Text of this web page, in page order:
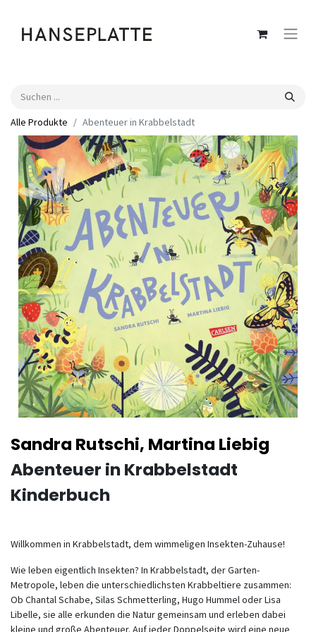
Alle Produkte Abenteuer in Krabbelstadt
Sandra Rutschi, Martina Liebig
Abenteuer in Krabbelstadt
Kinderbuch
Willkommen in Krabbelstadt, dem wimmeligen Insekten-Zuhause!
Wie leben eigentlich Insekten? In Krabbelstadt, der Garten-
Metropole, leben die unterschiedlichsten Krabbeltiere zusammen:
Ob Chantal Schabe, Silas Schmetterling, Hugo Hummel oder Lisa
Libelle, sie alle erkunden die Natur gemeinsam und erleben dabei
kleine und große Abenteuer. Auf jeder Doppelseite wird eine neue